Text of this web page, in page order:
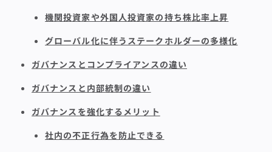
機関投資家や外国人投資家の持ち株比率上昇
グローバル化に伴うステークホルダーの多様化
ガバナンスとコンプライアンスの違い
ガバナンスと内部統制の違い
ガバナンスを強化するメリット
社内の不正行為を防止できる